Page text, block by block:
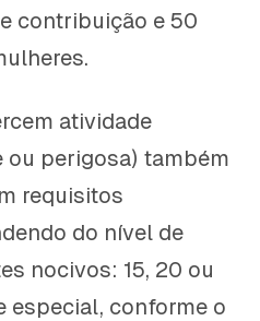
contribuição e 50
atividade
perigosa) também
requisitos
do nível de
nocivos: 15, 20 ou
especial, conforme o